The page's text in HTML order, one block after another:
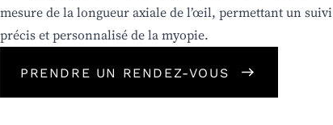
mesure de la longueur axiale de l’œil, permettant un suivi
précis et personnalisé de la myopie.
PRENDRE UN RENDEZ-VOUS